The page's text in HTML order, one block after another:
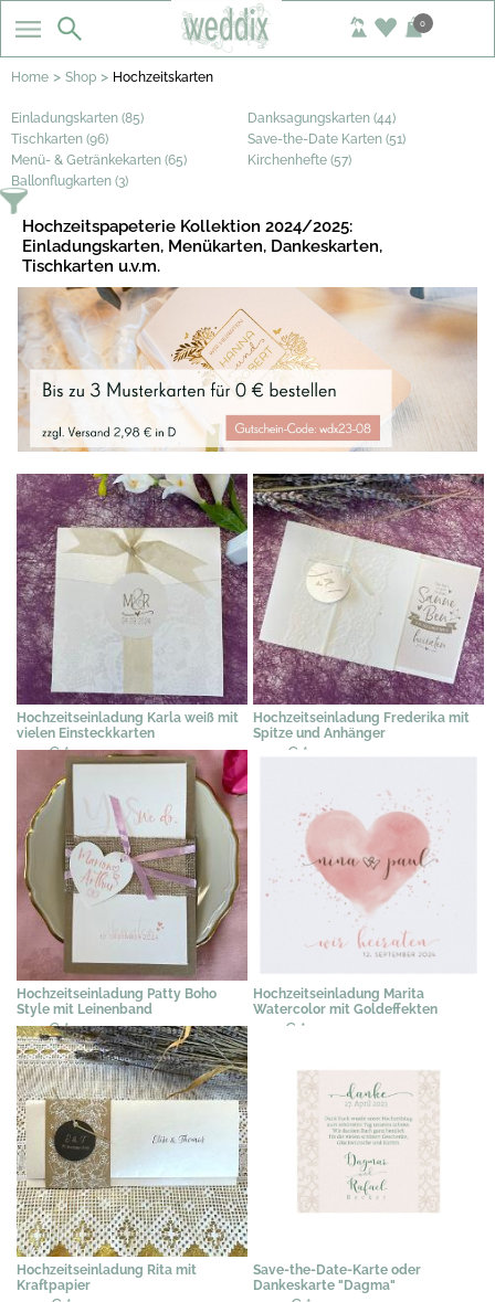
0
Home > Shop > Hochzeitskarten
Einladungskarten (85)
Danksagungskarten (44)
Tischkarten (96)
Save-the-Date Karten (51)
Menü- & Getränkekarten (65)
Kirchenhefte (57)
Ballonflugkarten (3)
Hochzeitspapeterie Kollektion 2024/2025:
Einladungskarten, Menükarten, Dankeskarten,
Tischkarten u.v.m.
Hochzeitseinladung Karla weiß mit
vielen Einsteckkarten
2,19 €*
Hochzeitseinladung Frederika mit
Spitze und Anhänger
2,39 € *
Hochzeitseinladung Patty Boho
Style mit Leinenband
2,19 €*
Hochzeitseinladung Marita
Watercolor mit Goldeffekten
2,19 € *
Hochzeitseinladung Rita mit
Kraftpapier
Save-the-Date-Karte oder
Dankeskarte "Dagma"